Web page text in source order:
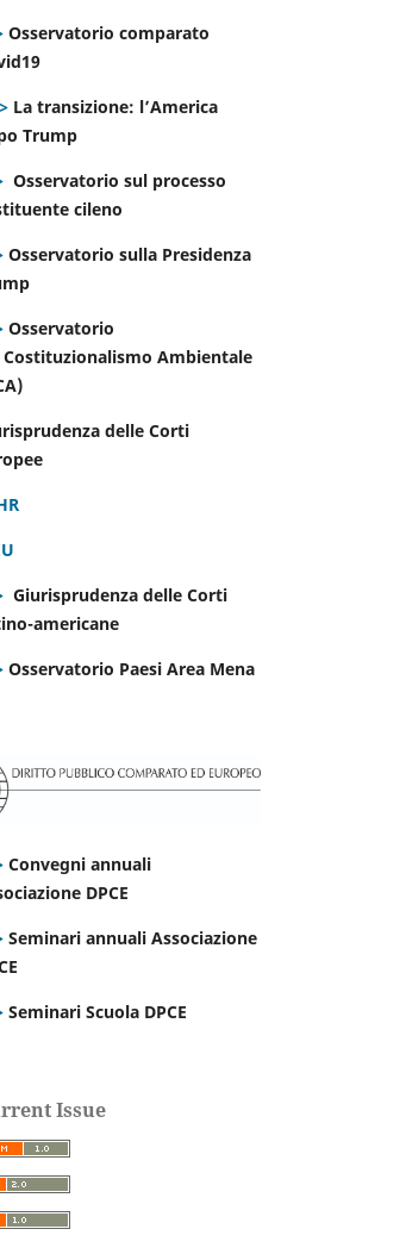
Osservatorio comparato
La transizione: l’America
Trump
Osservatorio sul processo
cileno
Osservatorio sulla Presidenza
Osservatorio
Costituzionalismo Ambientale
delle Corti
Giurisprudenza delle Corti
americane
Osservatorio Paesi Area Mena
Convegni annuali
DPCE
Seminari annuali Associazione
Seminari Scuola DPCE
Issue